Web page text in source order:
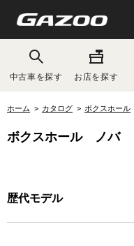
中古車を探す お店を探す
ホーム カタログ ボクスホール
ボクスホール ノバ
歴代モデル